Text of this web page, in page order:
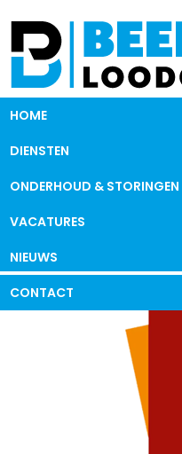
HOME
DIENSTEN
ONDERHOUD & STORINGEN
VACATURES
NIEUWS
CONTACT